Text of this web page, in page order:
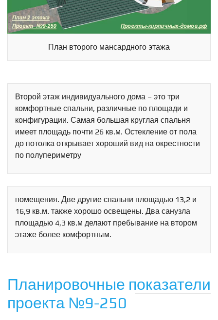
План второго мансардного этажа
Второй этаж индивидуального дома – это три
комфортные спальни, различные по площади и
конфигурации. Самая большая круглая спальня
имеет площадь почти 26 кв.м. Остекление от пола
до потолка открывает хороший вид на окрестности
по полупериметру
помещения. Две другие спальни площадью 13,2 и
16,9 кв.м. также хорошо освещены. Два санузла
площадью 4,3 кв.м делают пребывание на втором
этаже более комфортным.
Планировочные показатели
проекта №9-250